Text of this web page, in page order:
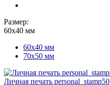
Размер:
60х40 мм
60х40 мм
70х50 мм
Личная печать personal_stamp50